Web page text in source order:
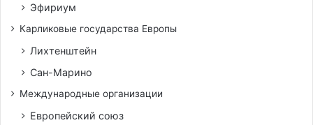
Эфириум
Карликовые государства Европы
Лихтенштейн
Сан-Марино
Международные организации
Европейский союз